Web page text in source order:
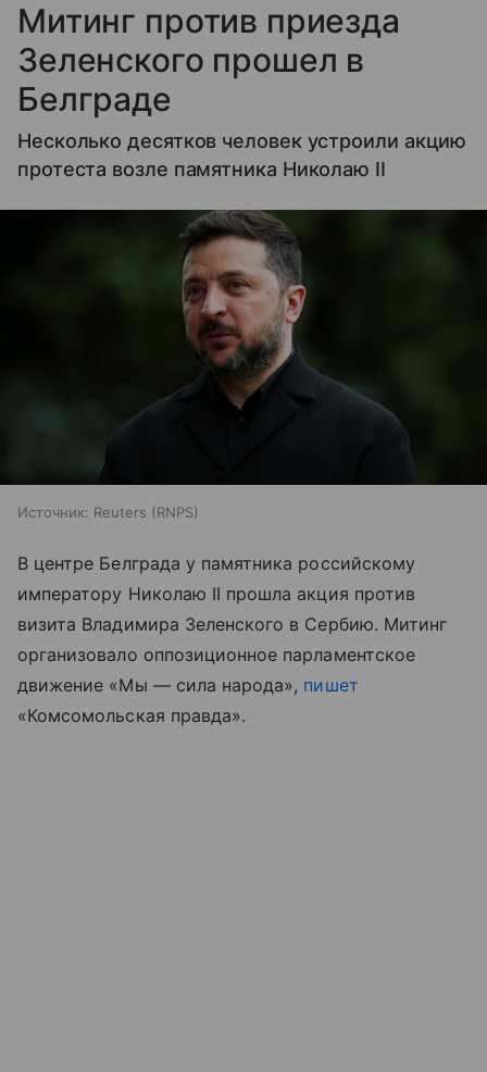
Митинг против приезда
Зеленского прошел в
Белграде
Несколько десятков человек устроили акцию
протеста возле памятника Николаю II
Источник: Reuters (RNPS)
В центре Белграда у памятника российскому
императору Николаю II прошла акция против
визита Владимира Зеленского в Сербию. Митинг
организовало оппозиционное парламентское
движение «Мы — сила народа», пишет
«Комсомольская правда».